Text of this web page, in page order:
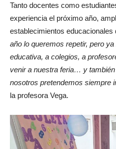
Tanto docentes como
experiencia el próximo año,
establecimientos educacionales
año lo queremos repetir, pero
educativa, a colegios, a
venir a nuestra feria… y
nosotros pretendemos siempre
la profesora Vega.